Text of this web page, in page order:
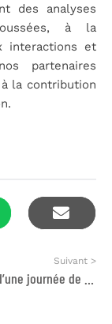
des analyses
à la
interactions et
partenaires
à la contribution
Suivant >